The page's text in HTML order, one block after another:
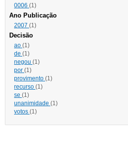
0006 (1)
Ano Publicação
2007 (1)
Decisão
ao (1)
de (1)
negou (1)
por (1)
provimento (1)
recurso (1)
se (1)
unanimidade (1)
votos (1)